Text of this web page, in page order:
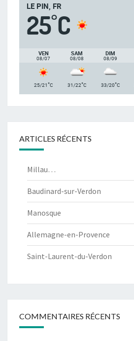
LE PIN, FR
25°C
VEN
08/07
SAM
08/08
DIM
08/09
25/21°C 31/22°C 33/20°C
ARTICLES RÉCENTS
Millau…
Baudinard-sur-Verdon
Manosque
Allemagne-en-Provence
Saint-Laurent-du-Verdon
COMMENTAIRES RÉCENTS